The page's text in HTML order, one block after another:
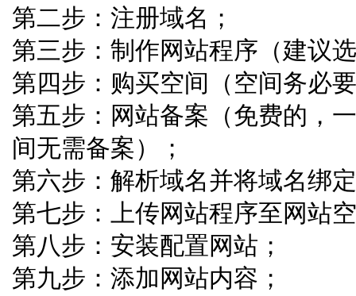
第二步：注册域名；
第三步：制作网站程序（建议
第四步：购买空间（空间务必
第五步：网站备案（免费的，
间无需备案）；
第六步：解析域名并将域名绑
第七步：上传网站程序至网站
第八步：安装配置网站；
第九步：添加网站内容；